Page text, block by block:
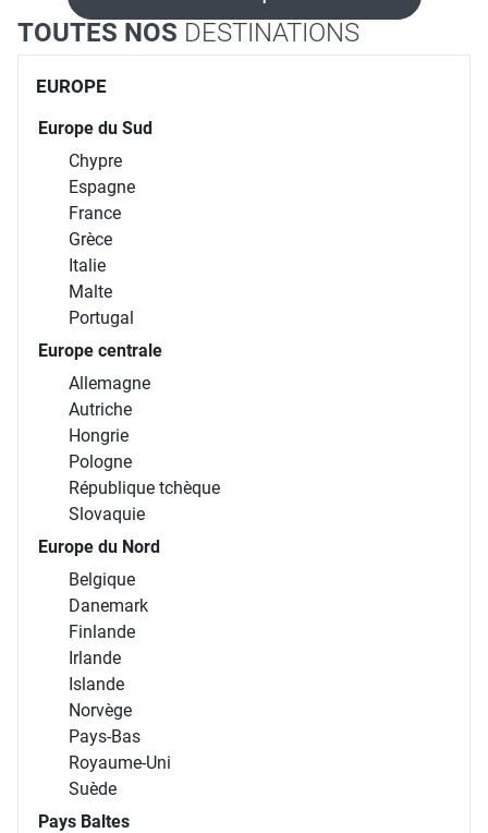
TOUTES NOS DESTINATIONS
EUROPE
Europe du Sud
Chypre
Espagne
France
Grèce
Italie
Malte
Portugal
Europe centrale
Allemagne
Autriche
Hongrie
Pologne
République tchèque
Slovaquie
Europe du Nord
Belgique
Danemark
Finlande
Irlande
Islande
Norvège
Pays-Bas
Royaume-Uni
Suède
Pays Baltes